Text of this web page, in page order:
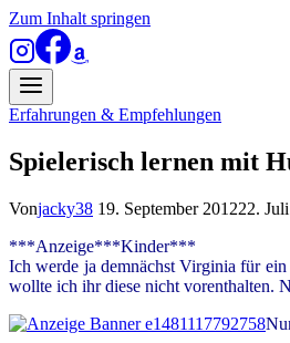
Zum Inhalt springen
Erfahrungen & Empfehlungen
Spielerisch lernen mit
Vonjacky38 19. September 201222.
***Anzeige***Kinder***
Ich werde ja demnächst Virginia für
wollte ich ihr diese nicht vorenthalten.